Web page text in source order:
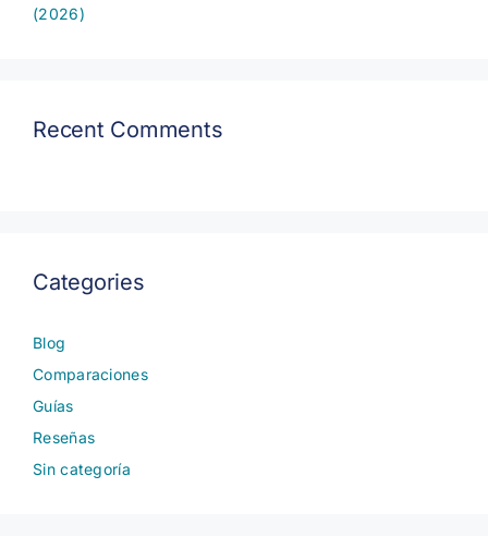
(2026)
Recent Comments
Categories
Blog
Comparaciones
Guías
Reseñas
Sin categoría